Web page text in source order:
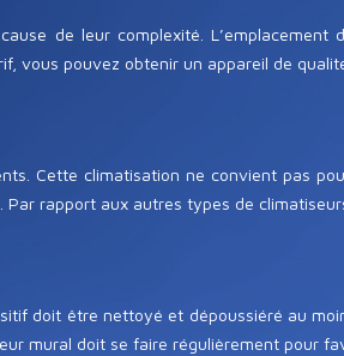
de leur complexité.
vous pouvez obtenir un appareil de
Cette climatisation ne convient pas
rapport aux autres types de
doit être nettoyé et dépoussiéré au
mural doit se faire régulièrement pour